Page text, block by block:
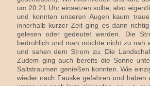
um 20:21 Uhr einsetzen sollte, also
und konnten unseren Augen kaum
innerhalb kurzer Zeit ging es dann
gelesen oder gedeutet werden. Die
bedrohlich und man möchte nicht zu nah
und sahen dem Strom zu. Die
Zudem ging auch bereits die Sonne
Saltstraumen genießen konnten. Wie
wieder nach Fauske gefahren und